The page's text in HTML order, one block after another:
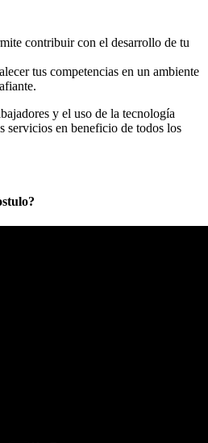
contribuir con el desarrollo de tu
tus competencias en un ambiente
y el uso de la tecnología
servicios en beneficio de todos los